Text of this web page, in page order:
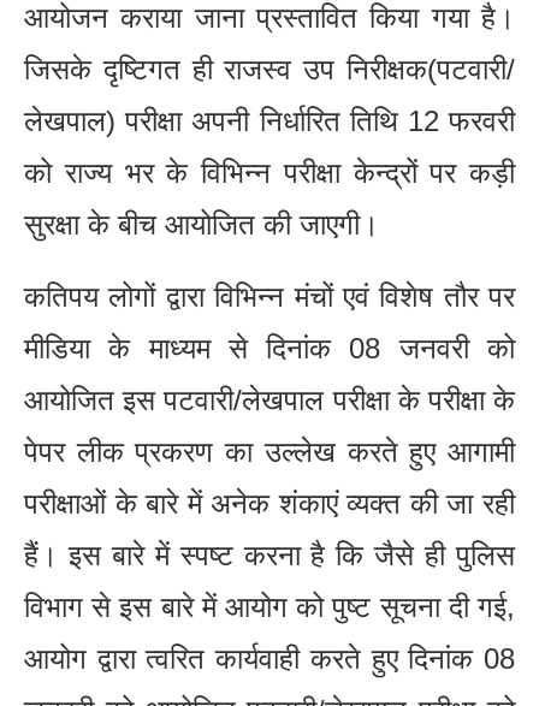
आयोजन कराया जाना प्रस्तावित किया गया है।
जिसके दृष्टिगत ही राजस्व उप निरीक्षक(पटवारी/
लेखपाल) परीक्षा अपनी निर्धारित तिथि 12 फरवरी
को राज्य भर के विभिन्न परीक्षा केन्द्रों पर कड़ी
सुरक्षा के बीच आयोजित की जाएगी।
कतिपय लोगों द्वारा विभिन्न मंचों एवं विशेष तौर पर
मीडिया के माध्यम से दिनांक 08 जनवरी को
आयोजित इस पटवारी/लेखपाल परीक्षा के परीक्षा के
पेपर लीक प्रकरण का उल्लेख करते हुए आगामी
परीक्षाओं के बारे में अनेक शंकाएं व्यक्त की जा रही
हैं। इस बारे में स्पष्ट करना है कि जैसे ही पुलिस
विभाग से इस बारे में आयोग को पुष्ट सूचना दी गई,
आयोग द्वारा त्वरित कार्यवाही करते हुए दिनांक 08